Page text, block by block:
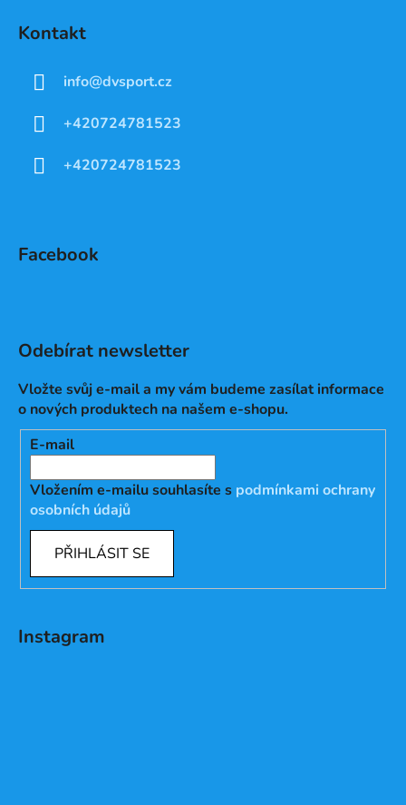
Kontakt
info@dvsport.cz
+420724781523
+420724781523
Facebook
Odebírat newsletter
Vložte svůj e-mail a my vám budeme zasílat informace
o nových produktech na našem e-shopu.
E-mail
Vložením e-mailu souhlasíte s podmínkami ochrany
osobních údajů
PŘIHLÁSIT SE
Instagram